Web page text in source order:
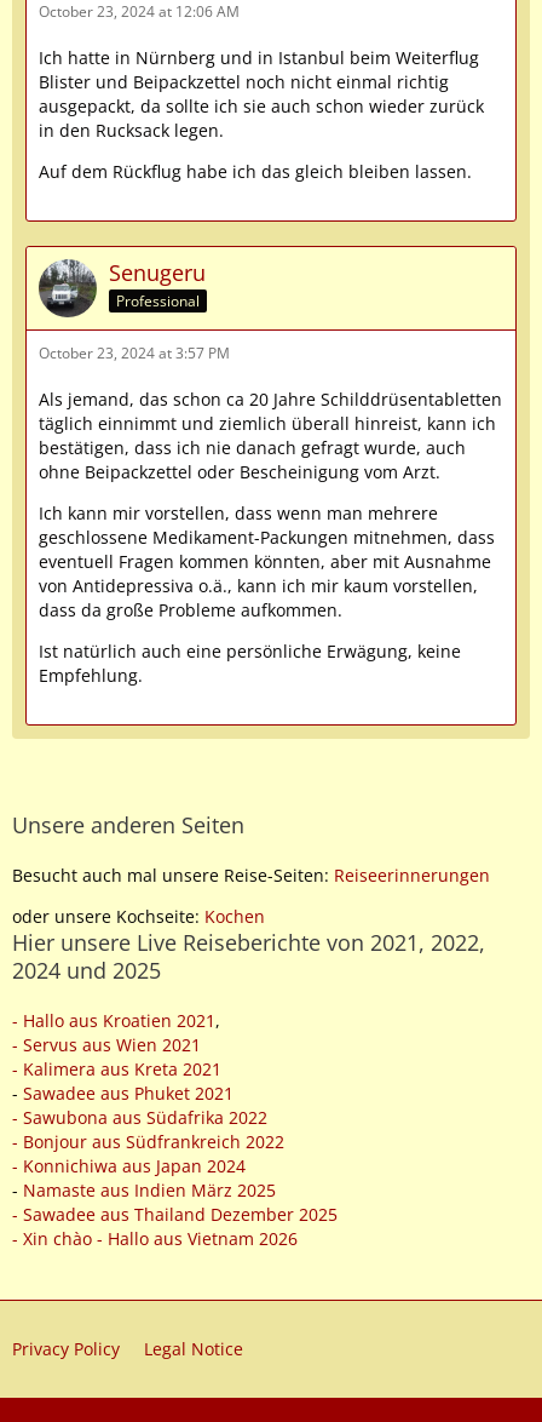
October 23, 2024 at 12:06 AM
Ich hatte in Nürnberg und in Istanbul beim Weiterflug
Blister und Beipackzettel noch nicht einmal richtig
ausgepackt, da sollte ich sie auch schon wieder zurück
in den Rucksack legen.
Auf dem Rückflug habe ich das gleich bleiben lassen.
Senugeru
Professional
October 23, 2024 at 3:57 PM
Als jemand, das schon ca 20 Jahre Schilddrüsentabletten
täglich einnimmt und ziemlich überall hinreist, kann ich
bestätigen, dass ich nie danach gefragt wurde, auch
ohne Beipackzettel oder Bescheinigung vom Arzt.
Ich kann mir vorstellen, dass wenn man mehrere
geschlossene Medikament-Packungen mitnehmen, dass
eventuell Fragen kommen könnten, aber mit Ausnahme
von Antidepressiva o.ä., kann ich mir kaum vorstellen,
dass da große Probleme aufkommen.
Ist natürlich auch eine persönliche Erwägung, keine
Empfehlung.
Unsere anderen Seiten
Besucht auch mal unsere Reise-Seiten: Reiseerinnerungen
oder unsere Kochseite: Kochen
Hier unsere Live Reiseberichte von 2021, 2022,
2024 und 2025
- Hallo aus Kroatien 2021 ,
- Servus aus Wien 2021
- Kalimera aus Kreta 2021
- Sawadee aus Phuket 2021
- Sawubona aus Südafrika 2022
- Bonjour aus Südfrankreich 2022
- Konnichiwa aus Japan 2024
- Namaste aus Indien März 2025
- Sawadee aus Thailand Dezember 2025
- Xin chào - Hallo aus Vietnam 2026
Privacy Policy Legal Notice